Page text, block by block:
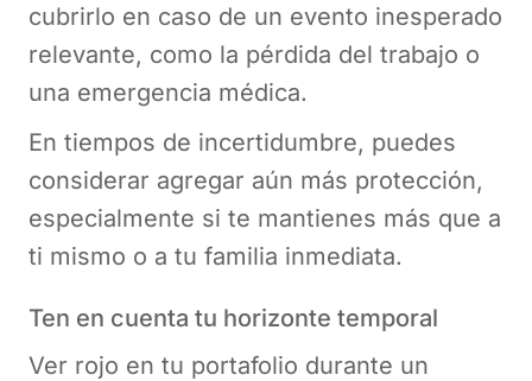
cubrirlo en caso de un evento inesperado
relevante, como la pérdida del trabajo o
una emergencia médica.
En tiempos de incertidumbre, puedes
considerar agregar aún más protección,
especialmente si te mantienes más que a
ti mismo o a tu familia inmediata.
Ten en cuenta tu horizonte temporal
Ver rojo en tu portafolio durante un